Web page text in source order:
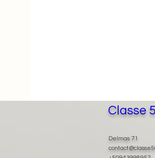
Classe
Delmas 71